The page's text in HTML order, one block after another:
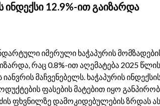
ინდექსი 12.9%-ით გაიზარდა
იმერული ხაჭაპურის
რაც 0.8%-ით აღემატება 2025
მაჩვენებელს. ხაჭაპურის
ფასების მატებით იყო
ფხვნილზე დამოკიდებულების ზრდას